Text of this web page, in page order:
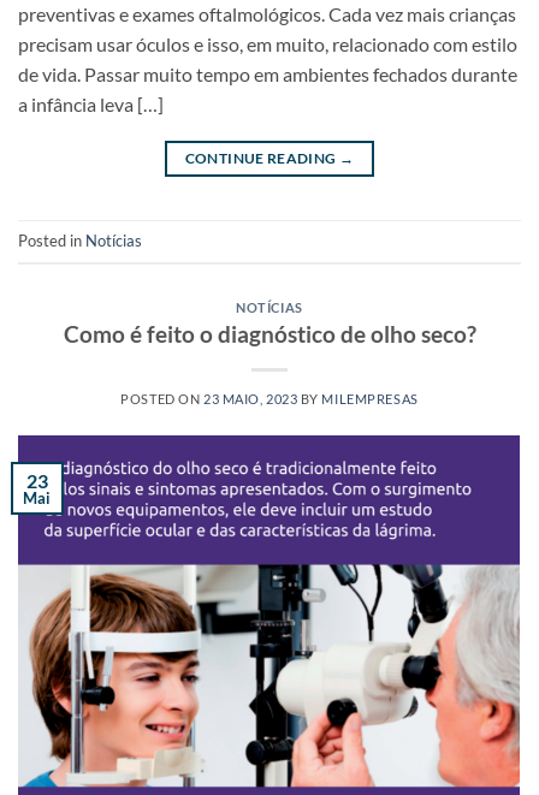
preventivas e exames oftalmológicos. Cada vez mais crianças
precisam usar óculos e isso, em muito, relacionado com estilo
de vida. Passar muito tempo em ambientes fechados durante
a infância leva […]
CONTINUE READING →
Posted in Notícias
NOTÍCIAS
Como é feito o diagnóstico de olho seco?
POSTED ON 23 MAIO, 2023 BY MILEMPRESAS
23
Mai